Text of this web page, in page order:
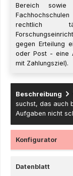
Bereich sowie
rechtlich
gegen Erteilung
oder Post - eine
mit Zahlungsziel).
Beschreibung
suchst, das auch
Aufgaben nicht
Konfigurator
Datenblatt